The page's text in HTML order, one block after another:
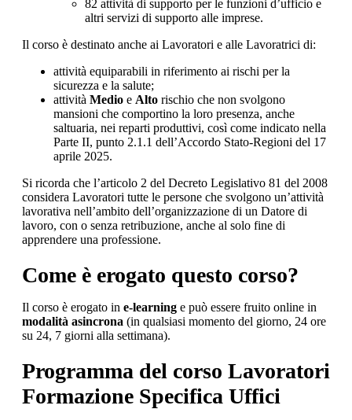
82 attività di supporto per le funzioni d’ufficio e
altri servizi di supporto alle imprese.
Il corso è destinato anche ai Lavoratori e alle Lavoratrici di:
attività equiparabili in riferimento ai rischi per la
sicurezza e la salute;
attività Medio e Alto rischio che non svolgono
mansioni che comportino la loro presenza, anche
saltuaria, nei reparti produttivi, così come indicato nella
Parte II, punto 2.1.1 dell’Accordo Stato-Regioni del 17
aprile 2025.
Si ricorda che l’articolo 2 del Decreto Legislativo 81 del 2008
considera Lavoratori tutte le persone che svolgono un’attività
lavorativa nell’ambito dell’organizzazione di un Datore di
lavoro, con o senza retribuzione, anche al solo fine di
apprendere una professione.
Come è erogato questo corso?
Il corso è erogato in e-learning e può essere fruito online in
modalità asincrona (in qualsiasi momento del giorno, 24 ore
su 24, 7 giorni alla settimana).
Programma del corso Lavoratori
Formazione Specifica Uffici